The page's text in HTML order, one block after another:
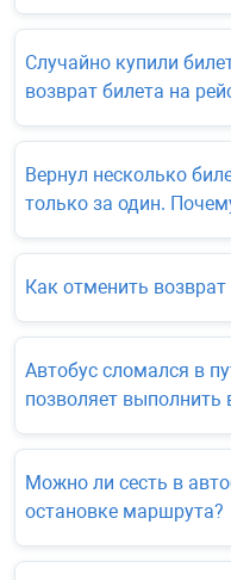
Случайно купили
возврат билета на
Вернул несколько
только за один.
Как отменить возврат
Автобус сломался в
позволяет выполнить
Можно ли сесть в
остановке маршрута?